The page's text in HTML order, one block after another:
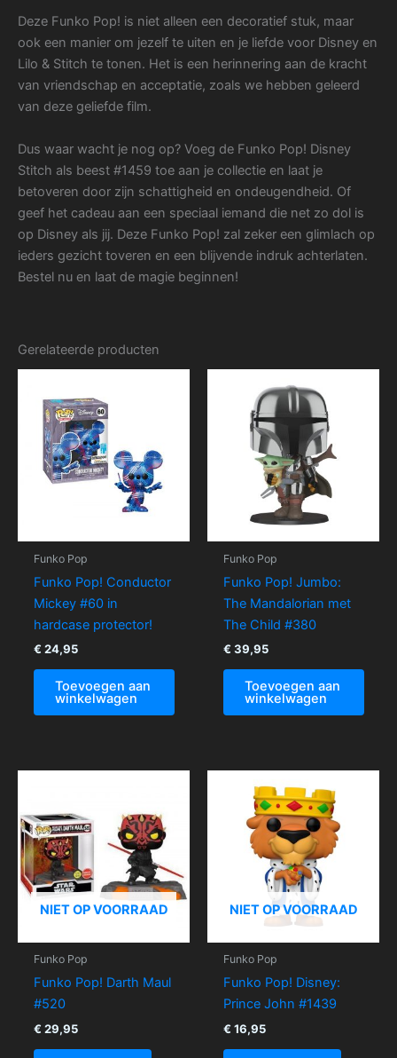
Deze Funko Pop! is niet alleen een decoratief stuk, maar
ook een manier om jezelf te uiten en je liefde voor Disney en
Lilo & Stitch te tonen. Het is een herinnering aan de kracht
van vriendschap en acceptatie, zoals we hebben geleerd
van deze geliefde film.
Dus waar wacht je nog op? Voeg de Funko Pop! Disney
Stitch als beest #1459 toe aan je collectie en laat je
betoveren door zijn schattigheid en ondeugendheid. Of
geef het cadeau aan een speciaal iemand die net zo dol is
op Disney als jij. Deze Funko Pop! zal zeker een glimlach op
ieders gezicht toveren en een blijvende indruk achterlaten.
Bestel nu en laat de magie beginnen!
Gerelateerde producten
Funko Pop
Funko Pop! Conductor
Mickey #60 in
hardcase protector!
€ 24,95
Toevoegen aan
winkelwagen
Funko Pop
Funko Pop! Jumbo:
The Mandalorian met
The Child #380
€ 39,95
Toevoegen aan
winkelwagen
NIET OP VOORRAAD
Funko Pop
Funko Pop! Darth Maul
#520
€ 29,95
NIET OP VOORRAAD
Funko Pop
Funko Pop! Disney:
Prince John #1439
€ 16,95